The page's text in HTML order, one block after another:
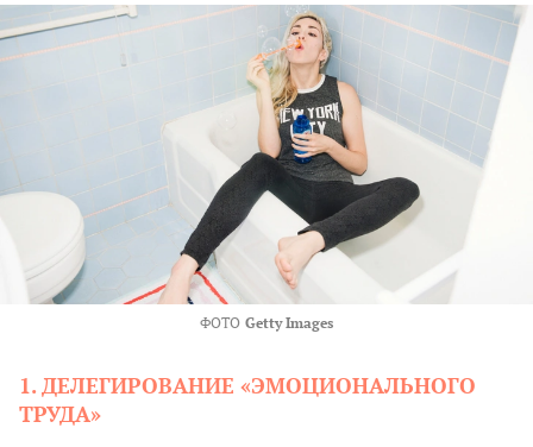
ФОТО Getty Images
1. ДЕЛЕГИРОВАНИЕ «ЭМОЦИОНАЛЬНОГО
ТРУДА»